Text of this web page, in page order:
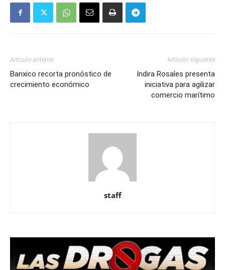
Artículo anterior
Banxico recorta pronóstico de
crecimiento económico
Artículo siguiente
Indira Rosales presenta
iniciativa para agilizar
comercio marítimo
staff